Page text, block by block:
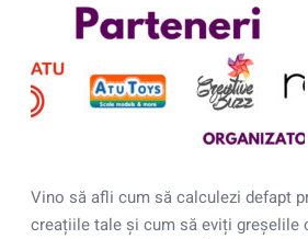
Vino să afli cum să calculezi defapt
creațiile tale și cum să eviți greșelile